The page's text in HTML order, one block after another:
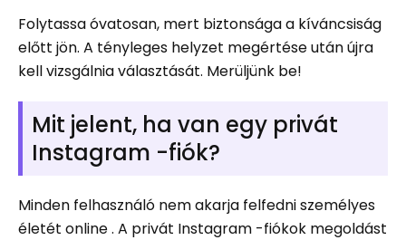
Folytassa óvatosan, mert biztonsága a kíváncsiság
előtt jön. A tényleges helyzet megértése után újra
kell vizsgálnia választását. Merüljünk be!
Mit jelent, ha van egy privát
Instagram -fiók?
Minden felhasználó nem akarja felfedni személyes
életét online . A privát Instagram -fiókok megoldást